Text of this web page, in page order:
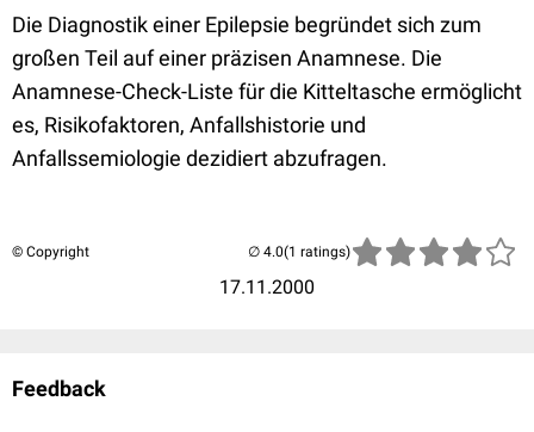
Die Diagnostik einer Epilepsie begründet sich zum
großen Teil auf einer präzisen Anamnese. Die
Anamnese-Check-Liste für die Kitteltasche ermöglicht
es, Risikofaktoren, Anfallshistorie und
Anfallssemiologie dezidiert abzufragen.
© Copyright
17.11.2000
(1 ratings)
Feedback